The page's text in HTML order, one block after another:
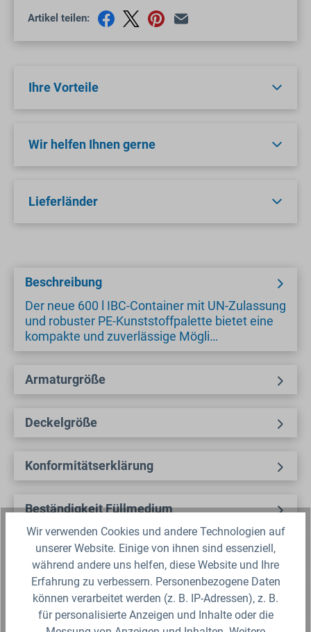
Artikel teilen:
Ihre Vorteile
Wir helfen Ihnen gerne
Lieferländer
Beschreibung
Der neue 600 l IBC-Container mit UN-Zulassung
und robuster PE-Kunststoffpalette bietet eine
kompakte und zuverlässige Mögli…
Armaturgröße
Deckelgröße
Konformitätserklärung
Beständigkeit Füllmedium
Datenblatt
Sicherheitsdatenblatt
Wir verwenden Cookies und andere Technologien auf
unserer Website. Einige von ihnen sind essenziell,
während andere uns helfen, diese Website und Ihre
Erfahrung zu verbessern. Personenbezogene Daten
können verarbeitet werden (z. B. IP-Adressen), z. B.
für personalisierte Anzeigen und Inhalte oder die